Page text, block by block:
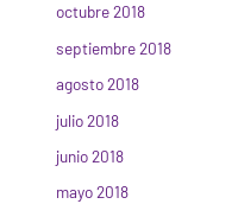
octubre 2018
septiembre 2018
agosto 2018
julio 2018
junio 2018
mayo 2018